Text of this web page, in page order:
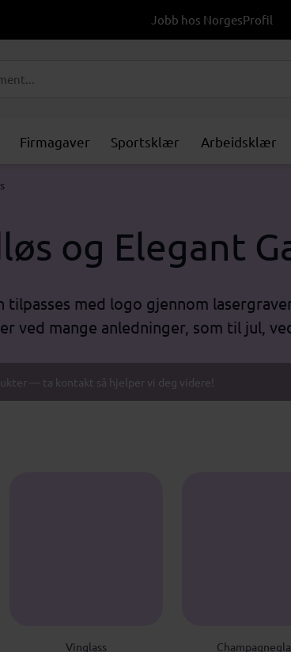
Jobb hos NorgesProfil
Firmagaver Sportsklær Arbeidsklær
og Elegant
tilpasses med logo gjennom
ved mange anledninger, som til jul,
— ta kontakt så hjelper vi deg videre!
Vinglass